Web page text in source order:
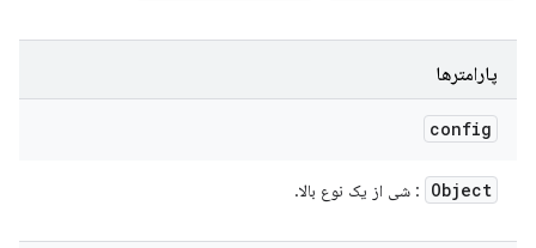
پارامترها
config
Object : شی از یک نوع بالا.